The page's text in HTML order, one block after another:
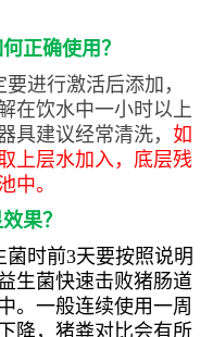
正确使用？
进行激活后添加，
在饮水中一小时以上
具建议经常清洗， 如
上层水加入，底层残
中。
果？
时前3天要按照说明
生菌快速击败猪肠道
。一般连续使用一周
降，猪粪对比会有所